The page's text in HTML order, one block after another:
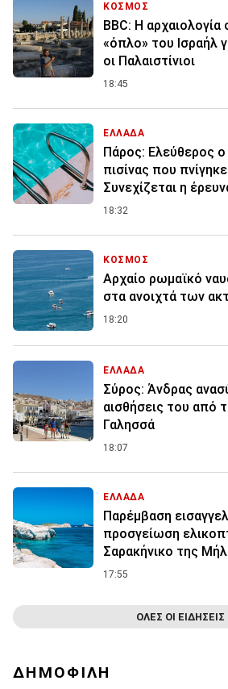
ΚΟΣΜΟΣ
BBC: Η
«όπλο» του Ισραήλ
οι Παλαιστίνιοι
18:45
ΕΛΛΑΔΑ
Πάρος: Ελεύθερος ο
πισίνας που
Συνεχίζεται η
18:32
ΚΟΣΜΟΣ
Αρχαίο ρωμαϊκό
στα ανοιχτά των
18:20
ΕΛΛΑΔΑ
Σύρος: Άνδρας
αισθήσεις του από
Γαλησσά
18:07
ΕΛΛΑΔΑ
Παρέμβαση
προσγείωση
Σαρακήνικο της
17:55
ΟΛΕΣ ΟΙ ΕΙΔΗΣΕΙΣ
ΔΗΜΟΦΙΛΗ